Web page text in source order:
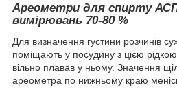
Ареометри для спирту
вимірювань 70-80 %
Для визначення густини розчинів
поміщають у посудину з цією
вільно плавав у ньому. Значення
ареометра по нижньому краю